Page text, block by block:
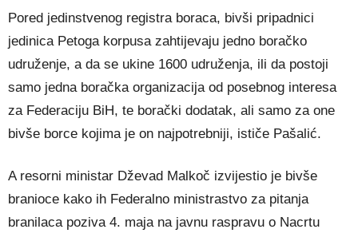
Pored jedinstvenog registra boraca, bivši pripadnici
jedinica Petoga korpusa zahtijevaju jedno boračko
udruženje, a da se ukine 1600 udruženja, ili da postoji
samo jedna boračka organizacija od posebnog interesa
za Federaciju BiH, te borački dodatak, ali samo za one
bivše borce kojima je on najpotrebniji, ističe Pašalić.
A resorni ministar Dževad Malkoč izvijestio je bivše
branioce kako ih Federalno ministrastvo za pitanja
branilaca poziva 4. maja na javnu raspravu o Nacrtu